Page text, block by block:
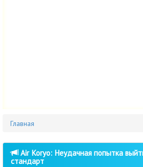
Главная
Air Koryo: Неудачная попытка
стандарт